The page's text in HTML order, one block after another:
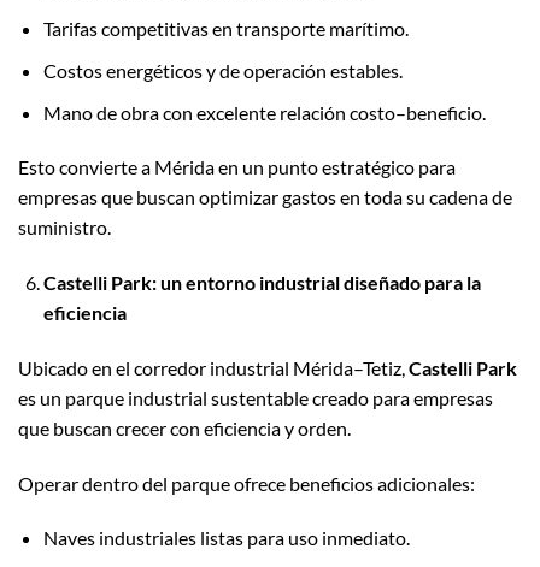
Tarifas competitivas en transporte marítimo.
Costos energéticos y de operación estables.
Mano de obra con excelente relación costo–beneficio.
Esto convierte a Mérida en un punto estratégico para
empresas que buscan optimizar gastos en toda su cadena de
suministro.
Castelli Park: un entorno industrial diseñado para la
eficiencia
Ubicado en el corredor industrial Mérida–Tetiz,Castelli Park
es un parque industrial sustentable creado para empresas
que buscan crecer con eficiencia y orden.
Operar dentro del parque ofrece beneficios adicionales:
Naves industriales listas para uso inmediato.